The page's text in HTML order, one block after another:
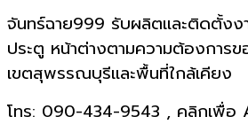
จันทร์ฉาย999 รับผลิตและติดตั้งง
ประตู หน้าต่างตามความต้องการข
เขตสุพรรณบุรีและพื้นที่ใกล้เคียง
โทร: 090-434-9543 , คลิกเพื่อ